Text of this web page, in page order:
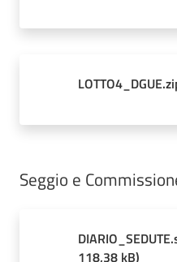
Seggio e
118,38 kB)